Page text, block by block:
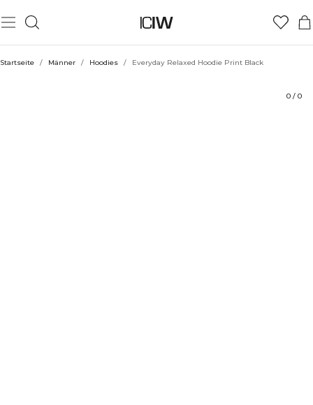
Startseite / Männer / Hoodies / Everyday Relaxed Hoodie Print Black
0 / 0